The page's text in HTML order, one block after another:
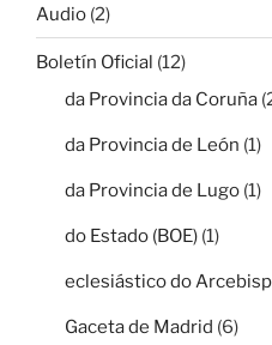
Audio (2)
Boletín Oficial (12)
da Provincia da Coruña
da Provincia de León (1)
da Provincia de Lugo (1)
do Estado (BOE) (1)
eclesiástico do
Gaceta de Madrid (6)